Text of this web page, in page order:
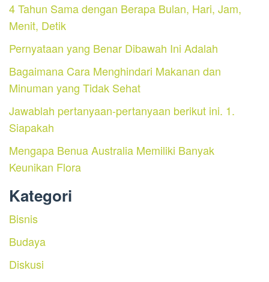
4 Tahun Sama dengan Berapa Bulan, Hari, Jam,
Menit, Detik
Pernyataan yang Benar Dibawah Ini Adalah
Bagaimana Cara Menghindari Makanan dan
Minuman yang Tidak Sehat
Jawablah pertanyaan-pertanyaan berikut ini. 1.
Siapakah
Mengapa Benua Australia Memiliki Banyak
Keunikan Flora
Kategori
Bisnis
Budaya
Diskusi